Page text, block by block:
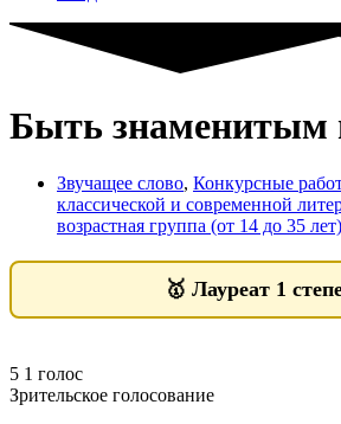
Быть знаменитым
Звучащее слово, Конкурсные
классической и современной
возрастная группа (от 14 до 35
🥇 Лауреат 1
5 1 голос
Зрительское голосование